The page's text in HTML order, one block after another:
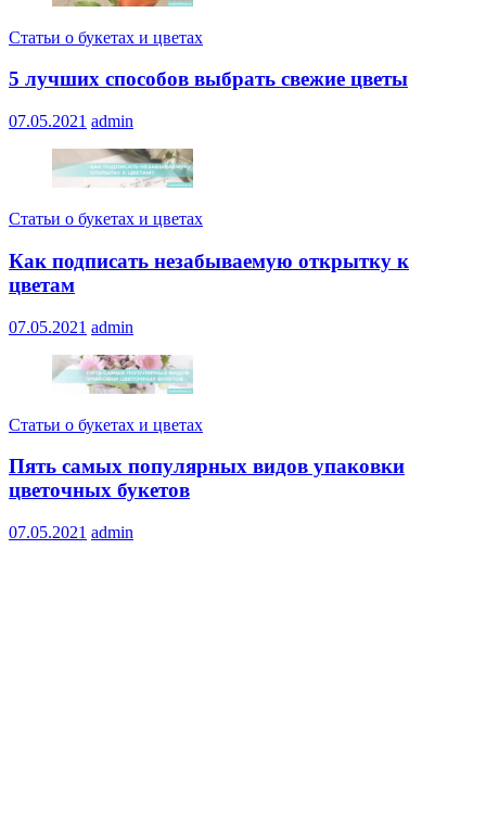
Статьи о букетах и цветах
5 лучших способов выбрать свежие цветы
07.05.2021 admin
Статьи о букетах и цветах
Как подписать незабываемую открытку к
цветам
07.05.2021 admin
Статьи о букетах и цветах
Пять самых популярных видов упаковки
цветочных букетов
07.05.2021 admin